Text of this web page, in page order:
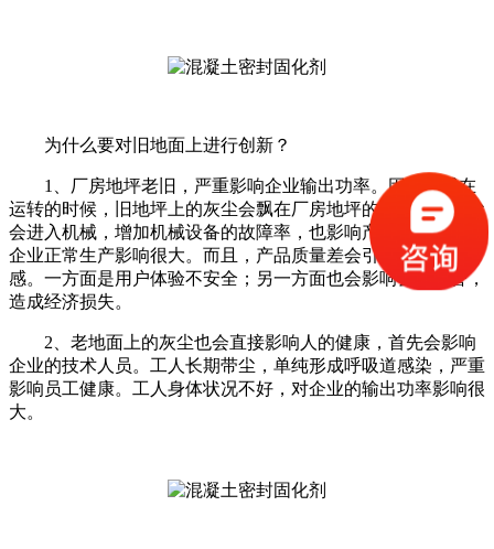
为什么要对旧地面上进行创新？
1、厂房地坪老旧，严重影响企业输出功率。因为机械在
运转的时候，旧地坪上的灰尘会飘在厂房地坪的空气中，灰尘
会进入机械，增加机械设备的故障率，也影响产品的质量。对
企业正常生产影响很大。而且，产品质量差会引起顾客的反
感。一方面是用户体验不安全；另一方面也会影响公司声誉，
造成经济损失。
2、老地面上的灰尘也会直接影响人的健康，首先会影响
企业的技术人员。工人长期带尘，单纯形成呼吸道感染，严重
影响员工健康。工人身体状况不好，对企业的输出功率影响很
大。